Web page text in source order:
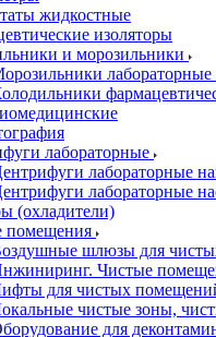
жидкостные
изоляторы
и морозильники
лабораторные
лабораторные
лабораторные
(охладители)
помещения
шлюзы для
Чистые
для чистых
чистые зоны,
для